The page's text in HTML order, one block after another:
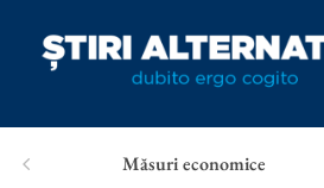
Măsuri economice